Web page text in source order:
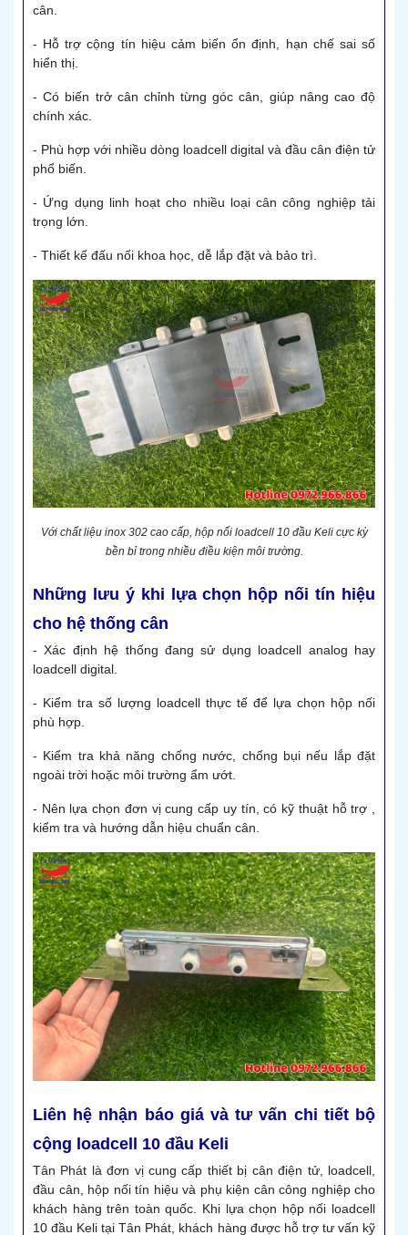
cân.
- Hỗ trợ cộng tín hiệu cảm biến ổn định, hạn chế sai số
hiển thị.
- Có biến trở cân chỉnh từng góc cân, giúp nâng cao độ
chính xác.
- Phù hợp với nhiều dòng loadcell digital và đầu cân điện tử
phổ biến.
- Ứng dụng linh hoạt cho nhiều loại cân công nghiệp tải
trọng lớn.
- Thiết kế đấu nối khoa học, dễ lắp đặt và bảo trì.
Với chất liệu inox 302 cao cấp, hộp nối loadcell 10 đầu Keli cực kỳ
bền bỉ trong nhiều điều kiện môi trường.
Những lưu ý khi lựa chọn hộp nối tín hiệu
cho hệ thống cân
- Xác định hệ thống đang sử dụng loadcell analog hay
loadcell digital.
- Kiểm tra số lượng loadcell thực tế để lựa chọn hộp nối
phù hợp.
- Kiểm tra khả năng chống nước, chống bụi nếu lắp đặt
ngoài trời hoặc môi trường ẩm ướt.
- Nên lựa chọn đơn vị cung cấp uy tín, có kỹ thuật hỗ trợ ,
kiểm tra và hướng dẫn hiệu chuẩn cân.
Liên hệ nhận báo giá và tư vấn chi tiết bộ
cộng loadcell 10 đầu Keli
Tân Phát là đơn vị cung cấp thiết bị cân điện tử, loadcell,
đầu cân, hộp nối tín hiệu và phụ kiện cân công nghiệp cho
khách hàng trên toàn quốc. Khi lựa chọn hộp nối loadcell
10 đầu Keli tại Tân Phát, khách hàng được hỗ trợ tư vấn kỹ